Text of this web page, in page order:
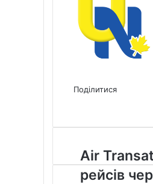
via
Поділитися
Email
Air
Transat
скорочує
Air
рейсів